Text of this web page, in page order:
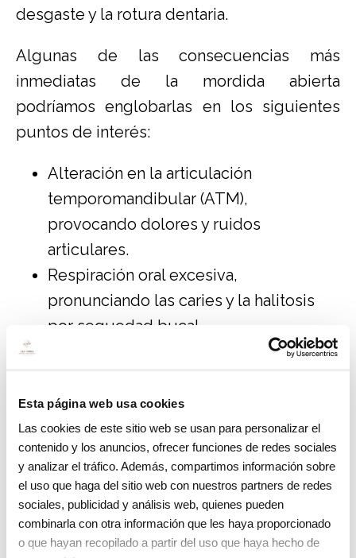
Esta página web usa cookies
Las cookies de este sitio web se usan para personalizar el
contenido y los anuncios, ofrecer funciones de redes sociales
y analizar el tráfico. Además, compartimos información sobre
el uso que haga del sitio web con nuestros partners de redes
sociales, publicidad y análisis web, quienes pueden
combinarla con otra información que les haya proporcionado
o que hayan recopilado a partir del uso que haya hecho de
desgaste y la rotura dentaria.
Algunas de las consecuencias más
inmediatas de la mordida abierta
podríamos englobarlas en los siguientes
puntos de interés:
Alteración en la articulación
temporomandibular (ATM),
provocando dolores y ruidos
articulares.
Respiración oral excesiva,
pronunciando las caries y la halitosis
por sequedad bucal.
Alteraciones significativas en la
fonación.
Tratamientos de la mordida abierta
A la hora de hablar sobre los tratamientos
para combatir la mordida abierta
necesario remarcar que debe estudiarse